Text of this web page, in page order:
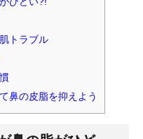
トラブル
鼻の皮脂を抑えよう